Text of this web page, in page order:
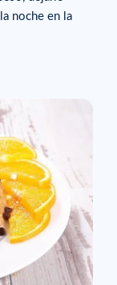
noche en la